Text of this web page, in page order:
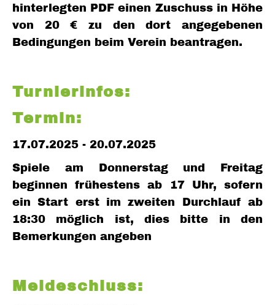
hinterlegten PDF einen Zuschuss in Höhe
von 20 € zu den dort angegebenen
Bedingungen beim Verein beantragen.
Turnierinfos:
Termin:
17.07.2025 - 20.07.2025
Spiele am Donnerstag und Freitag
beginnen frühestens ab 17 Uhr, sofern
ein Start erst im zweiten Durchlauf ab
18:30 möglich ist, dies bitte in den
Bemerkungen angeben
Meldeschluss: